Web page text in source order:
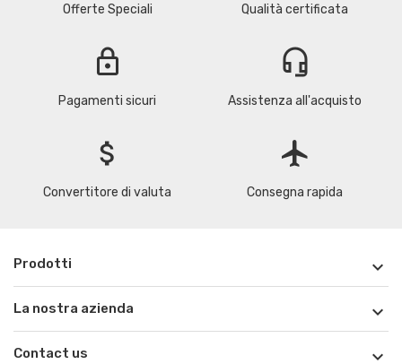
Offerte Speciali Qualità certificata
lock
Pagamenti sicuri
headset_mic
Assistenza all'acquisto
attach_money
Convertitore di valuta
flight
Consegna rapida
Prodotti 
La nostra azienda 
Contact us 